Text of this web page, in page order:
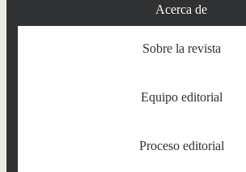
Acerca de
Sobre la revista
Equipo editorial
Proceso editorial